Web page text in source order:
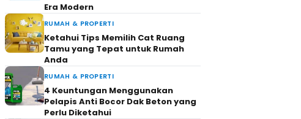
Era Modern
RUMAH & PROPERTI
Ketahui Tips Memilih Cat Ruang
Tamu yang Tepat untuk Rumah
Anda
RUMAH & PROPERTI
4 Keuntungan Menggunakan
Pelapis Anti Bocor Dak Beton yang
Perlu Diketahui